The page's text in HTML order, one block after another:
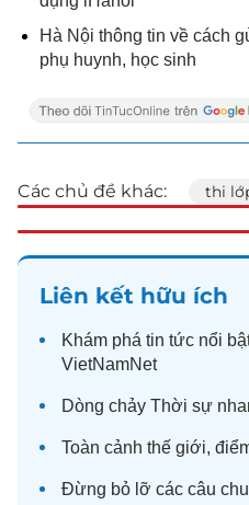
Hà Nội thông tin về cách
phụ huynh, học sinh
Các chủ đề khác: thi
Liên kết hữu ích
Khám phá tin tức nổi
VietNamNet
Dòng chảy Thời sự
Toàn cảnh thế giới,
Đừng bỏ lỡ các câu